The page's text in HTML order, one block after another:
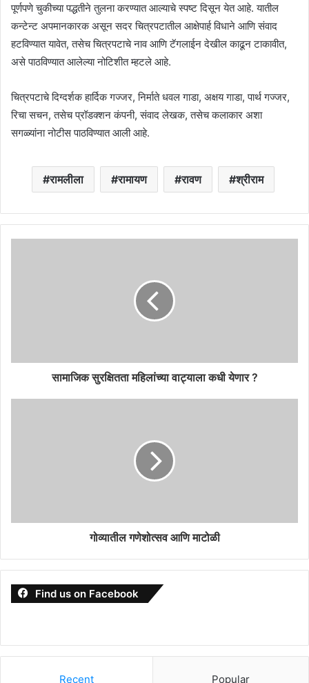
पूर्णपणे चुकीच्या पद्धतीने तुलना करण्यात आल्याचे स्पष्ट दिसून येत आहे. यातील
कन्टेन्ट अपमानकारक असून सदर चित्रपटातील आक्षेपार्ह विधाने आणि संवाद
हटविण्यात यावेत, तसेच चित्रपटाचे नाव आणि टॅगलाईन देखील काढून टाकावीत,
असे पाठविण्यात आलेल्या नोटिशीत म्हटले आहे.
चित्रपटाचे दिग्दर्शक हार्दिक गज्जर, निर्माते धवल गाडा, अक्षय गाडा, पार्थ गज्जर,
रिचा सचन, तसेच प्रॉडक्शन कंपनी, संवाद लेखक, तसेच कलाकार अशा
सगळ्यांना नोटीस पाठविण्यात आली आहे.
रामलीला रामायण रावण श्रीराम
सामाजिक सुरक्षितता महिलांच्या वाट्याला कधी येणार ?
गोव्यातील गणेशोत्सव आणि माटोळी
Find us on Facebook
Recent Popular